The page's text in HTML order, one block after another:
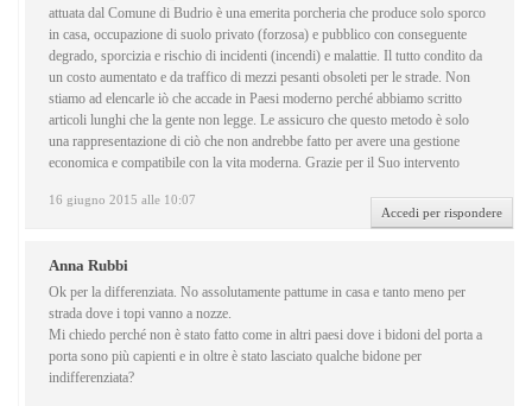
16 giugno 2015 alle 10:07
attuata dal Comune di Budrio è una emerita porcheria che produce solo sporco
in casa, occupazione di suolo privato (forzosa) e pubblico con conseguente
degrado, sporcizia e rischio di incidenti (incendi) e malattie. Il tutto condito da
un costo aumentato e da traffico di mezzi pesanti obsoleti per le strade. Non
stiamo ad elencarle iò che accade in Paesi moderno perché abbiamo scritto
articoli lunghi che la gente non legge. Le assicuro che questo metodo è solo
una rappresentazione di ciò che non andrebbe fatto per avere una gestione
economica e compatibile con la vita moderna. Grazie per il Suo intervento
Accedi per rispondere
Anna Rubbi
Ok per la differenziata. No assolutamente pattume in casa e tanto meno per
strada dove i topi vanno a nozze.
Mi chiedo perché non è stato fatto come in altri paesi dove i bidoni del porta a
porta sono più capienti e in oltre è stato lasciato qualche bidone per
indifferenziata?